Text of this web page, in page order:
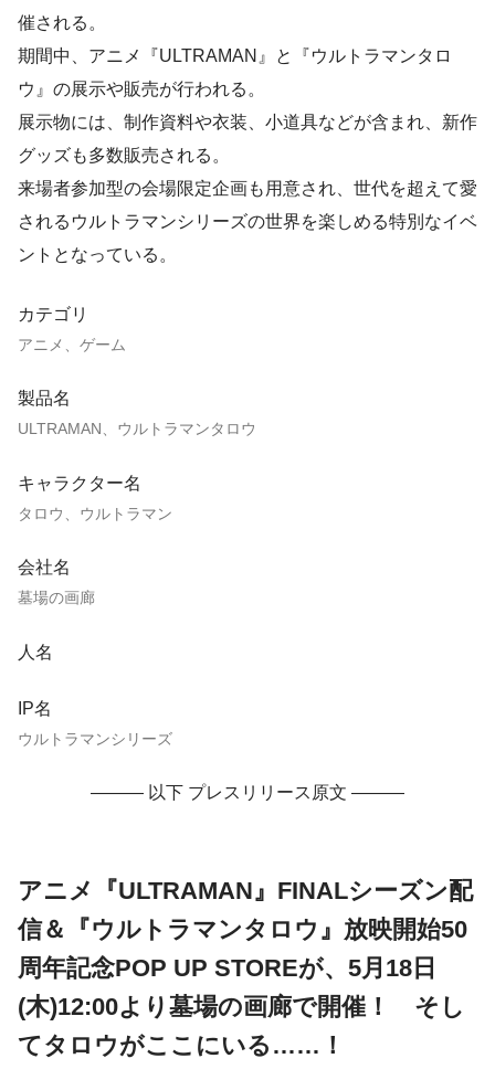
催される。
期間中、アニメ『ULTRAMAN』と『ウルトラマンタロ
ウ』の展示や販売が行われる。
展示物には、制作資料や衣装、小道具などが含まれ、新作
グッズも多数販売される。
来場者参加型の会場限定企画も用意され、世代を超えて愛
されるウルトラマンシリーズの世界を楽しめる特別なイベ
ントとなっている。
カテゴリ
アニメ、ゲーム
製品名
ULTRAMAN、ウルトラマンタロウ
キャラクター名
タロウ、ウルトラマン
会社名
墓場の画廊
人名
IP名
ウルトラマンシリーズ
——— 以下 プレスリリース原文 ———
アニメ『ULTRAMAN』FINALシーズン配
信＆『ウルトラマンタロウ』放映開始50
周年記念POP UP STOREが、5月18日
(木)12:00より墓場の画廊で開催！ そし
てタロウがここにいる……！